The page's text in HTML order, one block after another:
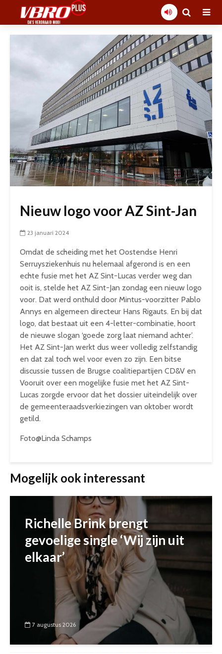
Nieuw logo voor AZ Sint-Jan
23 januari 2024
Omdat de scheiding met het Oostendse Henri
Serruysziekenhuis nu helemaal afgerond is en een
echte fusie met het AZ Sint-Lucas verder weg dan
ooit is, stelde het AZ Sint-Jan zondag een nieuw logo
voor. Dat werd onthuld door Mintus-voorzitter Pablo
Annys en algemeen directeur Hans Rigauts. En bij dat
logo, dat bestaat uit een 4-letter-combinatie, hoort
de nieuwe slogan ‘goede zorg laat niemand achter’.
Het AZ Sint-Jan werkt dus weer volledig zelfstandig
en dat zal toch wel voor even zo zijn. Een bitse
discussie tussen de Brugse coalitiepartijen CD&V en
Vooruit over een mogelijke fusie met het AZ Sint-
Lucas zorgde ervoor dat het dossier uiteindelijk over
de gemeenteraadsverkiezingen van oktober wordt
getild.
Foto@Linda Schamps
Mogelijk ook interessant
Richelle Brink brengt
gevoelige single ‘Wij zijn uit
elkaar’
7 augustus 2026